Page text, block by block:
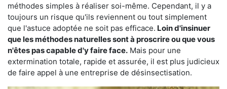
méthodes simples à réaliser soi-même. Cependant, il y a
toujours un risque qu'ils reviennent ou tout simplement
que l'astuce adoptée ne soit pas efficace. Loin d'insinuer
que les méthodes naturelles sont à proscrire ou que vous
n'êtes pas capable d'y faire face. Mais pour une
extermination totale, rapide et assurée, il est plus judicieux
de faire appel à une entreprise de désinsectisation.